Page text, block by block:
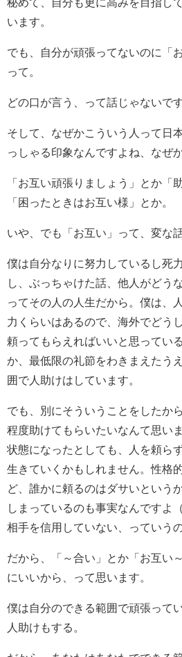
います。
でも、自分が頑張ってないのに「
って。
どの口が言う、って話じゃないです
そして、なぜかこういう人って日
っしゃる印象なんですよね、なぜか
「お互い頑張りましょう」とか「
「困ったときはお互い様」とか。
いや、でも「お互い」って、変な
僕は自分なりに努力しているし死
し、ぶっちゃけた話、他人がどう
ってその人の人生だから。僕は、
力くらいはあるので、海外でどう
頼ってもらえればいいと思ってい
か、最低限の礼節をわきまえたう
囲で人助けはしています。
でも、別にそういうことをしたか
程度助けてもらいたいなんて思い
状態になったとしても、人を頼ら
生きていくかもしれません。性格
ど、誰かに頼るのはダサいという
しまっているのも事実なんですよ
相手を信用していない、っていう
だから、「～合い」とか「お互い
にいいから、って思います。
僕は自分のできる範囲で頑張って
人助けもする。